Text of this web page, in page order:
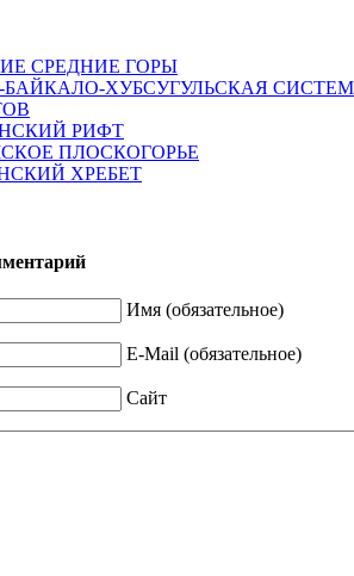
СРЕДНИЕ ГОРЫ
ХУБСУГУЛЬСКАЯ
РИФТ
ПЛОСКОГОРЬЕ
ХРЕБЕТ
Имя (обязательное)
E-Mail (обязательное)
Сайт